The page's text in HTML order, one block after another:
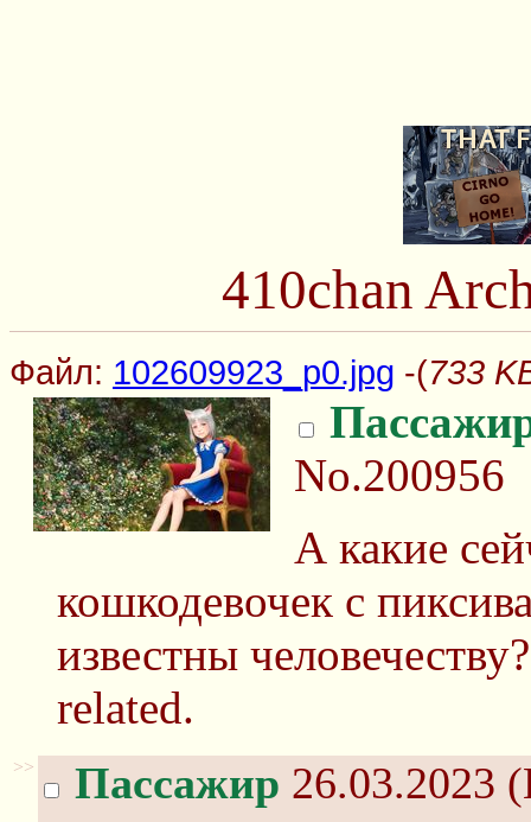
410chan
Файл: 102609923_p0.jpg -(733
No.200956
А какие
кошкодевочек с
известны
related.
>> Пассажир 26.03.2023